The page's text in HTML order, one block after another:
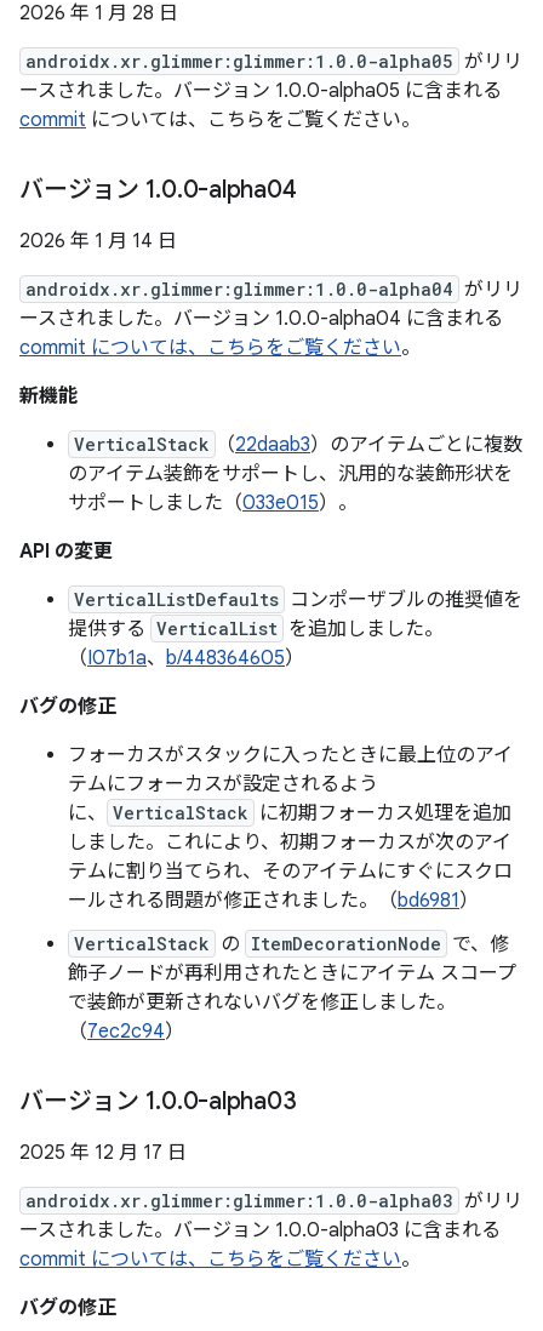
2026 年 1 月 28 日
androidx.xr.glimmer:glimmer:1.0.0-alpha05 がリリ
ースされました。バージョン 1.0.0-alpha05 に含まれる
commit については、こちらをご覧ください。
バージョン 1.0.0-alpha04
2026 年 1 月 14 日
androidx.xr.glimmer:glimmer:1.0.0-alpha04 がリリ
ースされました。バージョン 1.0.0-alpha04 に含まれる
commit については、こちらをご覧ください。
新機能
VerticalStack （22daab3）のアイテムごとに複数
のアイテム装飾をサポートし、汎用的な装飾形状を
サポートしました（033e015）。
API の変更
VerticalListDefaults コンポーザブルの推奨値を
提供する VerticalList を追加しました。
（I07b1a、 b/448364605）
バグの修正
フォーカスがスタックに入ったときに最上位のアイ
テムにフォーカスが設定されるよう
に、
VerticalStack
に初期フォーカス処理を追加
しました。これにより、初期フォーカスが次のアイ
テムに割り当てられ、そのアイテムにすぐにスクロ
ールされる問題が修正されました。（bd6981）
VerticalStack の ItemDecorationNode で、修
飾子ノードが再利用されたときにアイテム スコープ
で装飾が更新されないバグを修正しました。
（7ec2c94）
バージョン 1.0.0-alpha03
2025 年 12 月 17 日
androidx.xr.glimmer:glimmer:1.0.0-alpha03 がリリ
ースされました。バージョン 1.0.0-alpha03 に含まれる
commit については、こちらをご覧ください。
バグの修正